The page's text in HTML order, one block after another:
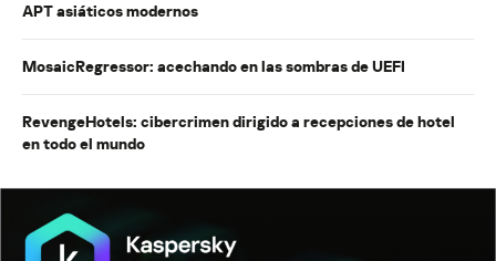
APT asiáticos modernos
MosaicRegressor: acechando en las sombras de UEFI
RevengeHotels: cibercrimen dirigido a recepciones de hotel
en todo el mundo